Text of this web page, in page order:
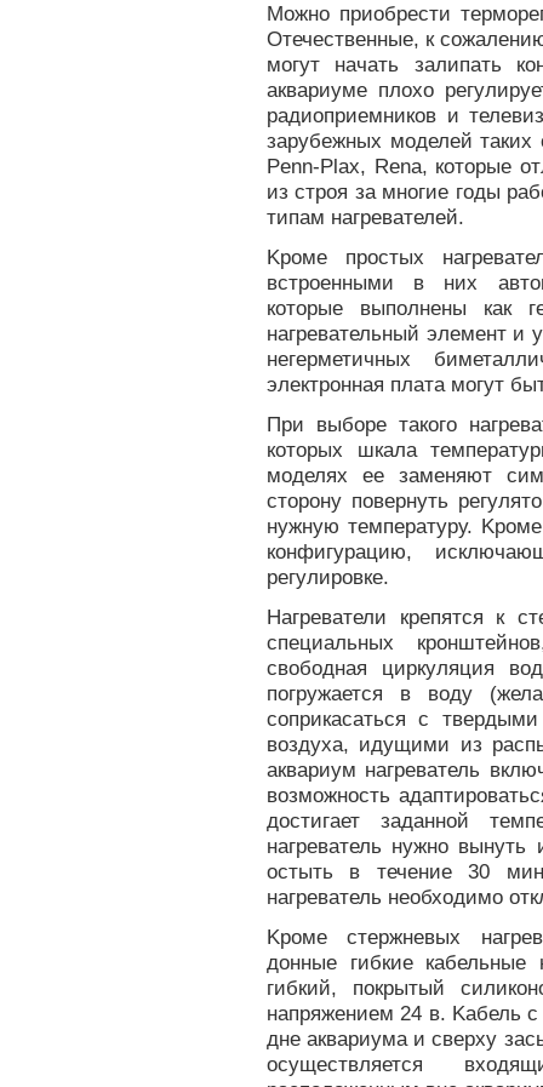
Можно приобрести
Отечественные, к
могут начать залипать
аквариуме плохо
радиоприемников и
зарубежных моделей
Penn-Plax, Rena, которые
из строя за многие годы
типам нагревателей.
Kроме простых
встроенными в них
которые выполнены как
нагревательный элемент и
негерметичных
электронная плата могут
При выборе такого
которых шкала
моделях ее заменяют
сторону повернуть
нужную температуру.
конфигурацию,
регулировке.
Нагреватели крепятся к
специальных
свободная циркуляция
погружается в воду
соприкасаться с
воздуха, идущими из
аквариум нагреватель
возможность
достигает заданной
нагреватель нужно
остыть в течение 30
нагреватель необходимо
Kроме стержневых
донные гибкие кабельные
гибкий, покрытый
напряжением 24 в. Kабель
дне аквариума и сверху
осуществляется